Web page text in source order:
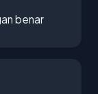
benar